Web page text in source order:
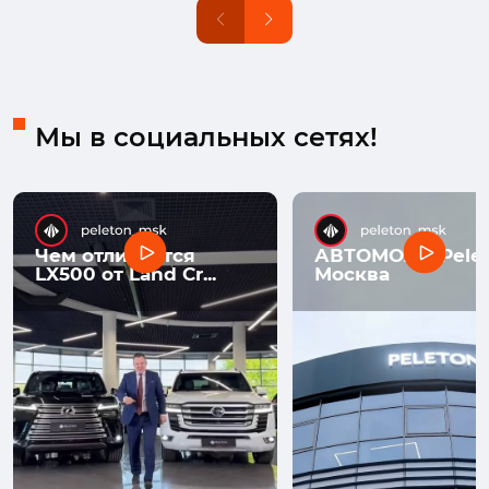
Мы в социальных сетях!
Чем отличается
LX500 от Land Cr...
АВТОМОЛЛ
Москва